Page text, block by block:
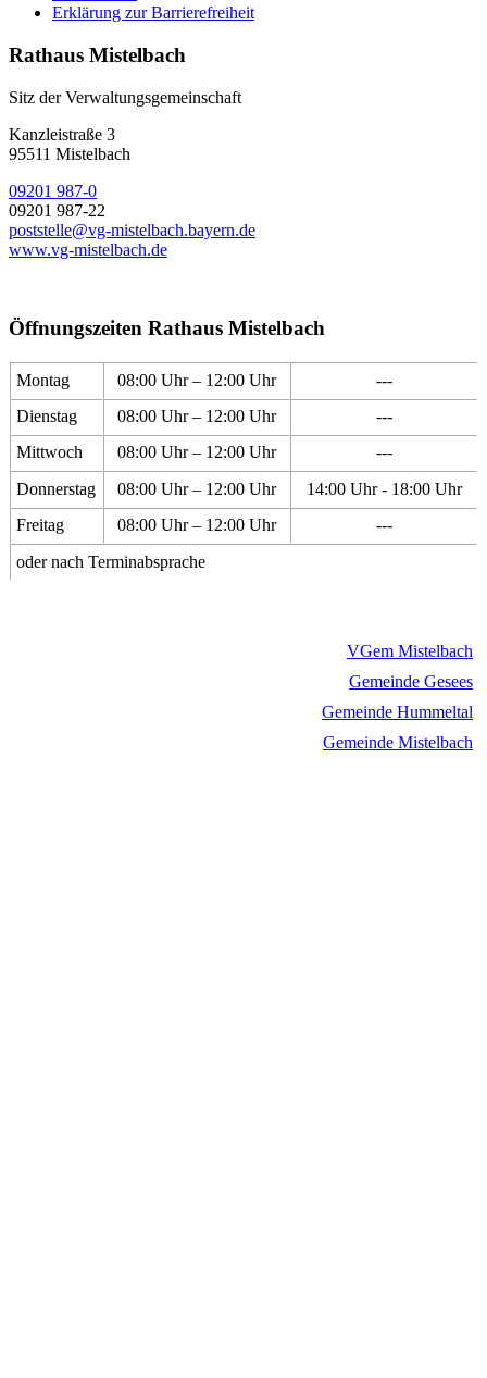
Erklärung zur Barrierefreiheit
Rathaus Mistelbach
Sitz der Verwaltungsgemeinschaft
Kanzleistraße 3
95511 Mistelbach
09201 987-0
09201 987-22
poststelle@vg-mistelbach.bayern.de
www.vg-mistelbach.de
Öffnungszeiten Rathaus Mistelbach
Montag 08:00 Uhr – 12:00 Uhr
---
Dienstag
08:00 Uhr – 12:00 Uhr
---
Mittwoch
08:00 Uhr – 12:00 Uhr
---
Donnerstag
08:00 Uhr – 12:00 Uhr
14:00 Uhr - 18:00 Uhr
Freitag
08:00 Uhr – 12:00 Uhr
---
oder nach Terminabsprache
VGem Mistelbach
Gemeinde Gesees
Gemeinde Hummeltal
Gemeinde Mistelbach